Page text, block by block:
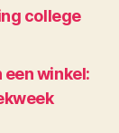
college
winkel: